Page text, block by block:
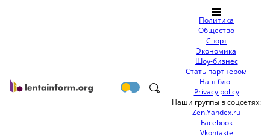
Политика
Общество
Спорт
Экономика
Шоу-бизнес
Стать партнером
Наш блог
Privacy policy
Наши группы в соцсетях:
Zen.Yandex.ru
Facebook
Vkontakte